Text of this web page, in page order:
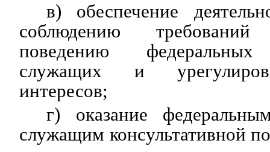
в) обеспечение
соблюдению
поведению федеральных
служащих и
интересов;
г) оказание
служащим консультативной